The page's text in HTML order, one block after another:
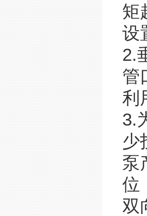
矩
设
2.
管
利
3.
少
泵
位
双